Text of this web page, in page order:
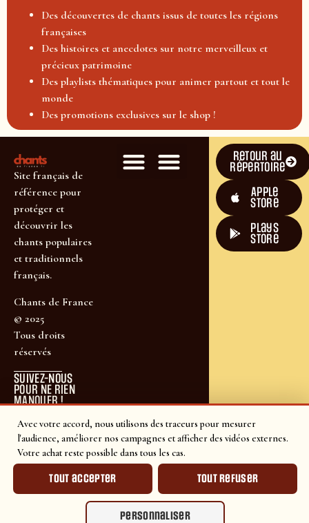
Avec votre accord, nous utilisons des traceurs pour mesurer
l'audience, améliorer nos campagnes et afficher des vidéos externes.
Votre achat reste possible dans tous les cas.
Tout accepter Tout refuser
Personnaliser
Des découvertes de chants issus de toutes les régions
françaises
Des histoires et anecdotes sur notre merveilleux et
précieux patrimoine
Des playlists thématiques pour animer partout et tout le
monde
Des promotions exclusives sur le shop !
Site français de
référence pour
protéger et
découvrir les
chants populaires
et traditionnels
français.
Chants de France
© 2025
Tous droits
réservés
SUIVEZ-NOUS
POUR NE RIEN
MANQUER !
Retour au
répertoire
Apple
Store
plays
store